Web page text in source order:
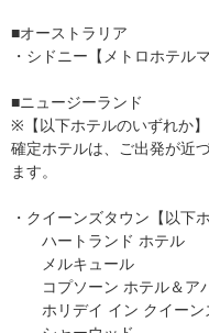
■オーストラリア
・シドニー【メトロホテ
■ニュージーランド
※【以下ホテルのいずれか
確定ホテルは、ご出発が近
ます。
・クイーンズタウン【
ハートランド ホテル
メルキュール
コプソーン ホテル＆ア
ホリデイ イン クイーン